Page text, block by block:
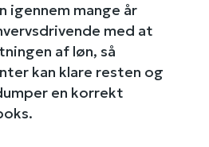
igennem mange år
med at
af løn, så
kan klare resten og
en korrekt